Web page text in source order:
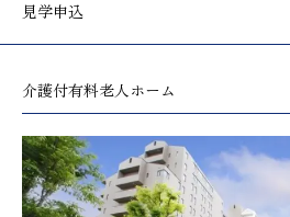
見学申込
介護付有料老人ホーム